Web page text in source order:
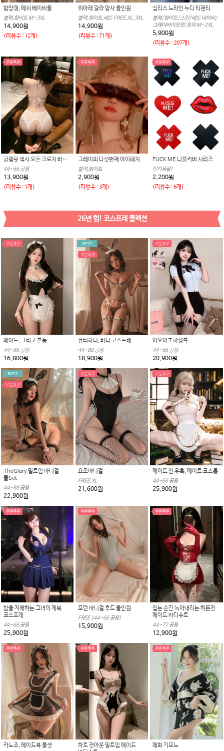
밤양갱, 메쉬 베이비돌
블랙,화이트 M~3XL
14,900원
(리뷰수 : 12개)
위아래 갈라 망사 올인원
블랙,화이트,레드 FREE,XL,3XL
14,900원
(리뷰수 : 71개)
심리스 노라인 누디 티팬티
블랙/화이트/스킨/레드 네이비/
그레이바이옷렛/호피 M~2XL
5,900원
(리뷰수 : 207개)
글램핏 섹시 오픈 크로치 바디수트
44~66 공용
13,900원
(리뷰수 : 1개)
그레이의 다섯번째 아이패치
블랙,화이트
2,900원
(리뷰수 : 3개)
FUCK ME 니플커버 시리즈
인기폭팔!
2,200원
(리뷰수 : 6개)
26년 힙! 코스프레 콜렉션
메이드, 그리고 본능
44~66 공용
16,800원
큐티하니, 바니 코스프레
44~88 공용
18,900원
아오이 T 학생복
44~66 공용
20,900원
TheGlory 밑트임 바니걸
풀Set
44~88 공용
22,900원
요조바니걸
FREE,XL
21,600원
메이드 인 유혹, 메이트 코스튬
44~66 공용
25,900원
밤을 지배하는 그녀의 제복
코스프레
44~66 공용
25,900원
모던 바니걸 후드 올인원
FREE (44~66 공용)
15,900원
입는 순간 녹아내리는 히든컷
메이드 바디슈트
44~77 공용
12,900원
카노죠, 메이드복 풀셋
하트 컷아웃 밑트임 메이드
매화 기모노